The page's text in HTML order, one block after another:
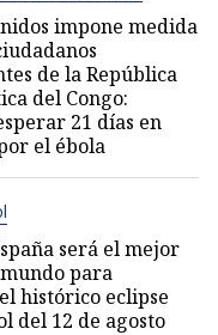
impone medida
de la República
del Congo:
21 días en
el ébola
será el mejor
para
histórico eclipse
del 12 de agosto